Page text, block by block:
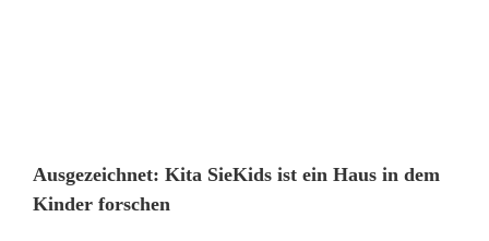
Ausgezeichnet: Kita SieKids ist ein Haus in dem
Kinder forschen